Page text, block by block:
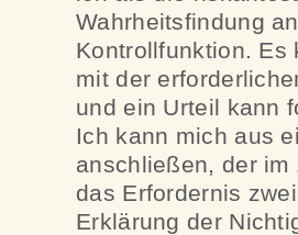
Wahrheitsfindung
Kontrollfunktion. Es
mit der
und ein Urteil kann
Ich kann mich aus
anschließen, der
das Erfordernis
Erklärung der